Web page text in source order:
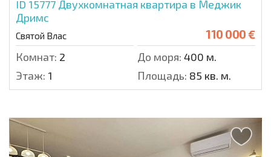
ID 15777 Двухкомнатная квартира в Меджик
Дримс
Святой Влас 110 000 €
Комнат: 2 До моря: 400 м.
Этаж: 1 Площадь: 85 кв. м.